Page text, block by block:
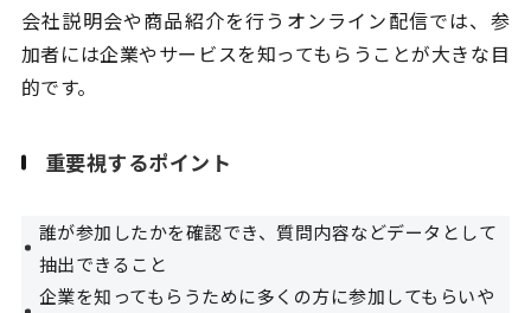
会社説明会や商品紹介を行うオンライン配信では、参
加者には企業やサービスを知ってもらうことが大きな目
的です。
重要視するポイント
誰が参加したかを確認でき、質問内容などデータとして
抽出できること
企業を知ってもらうために多くの方に参加してもらいや